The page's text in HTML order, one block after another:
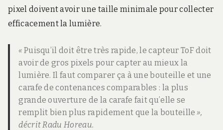
pixel doivent avoir une taille minimale pour collecter
efficacement la lumière.
« Puisqu’il doit être très rapide, le capteur ToF doit
avoir de gros pixels pour capter au mieux la
lumière. Il faut comparer ça à une bouteille et une
carafe de contenances comparables : la plus
grande ouverture de la carafe fait qu’elle se
remplit bien plus rapidement que la bouteille »,
décrit Radu Horeau.